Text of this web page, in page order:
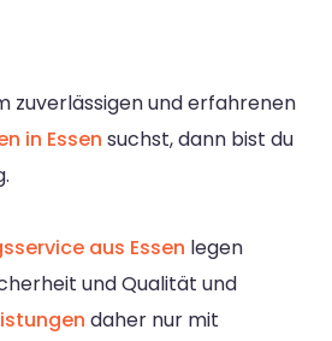
zuverlässigen und erfahrenen
in Essen suchst, dann bist du
aus Essen legen
und Qualität und
daher nur mit